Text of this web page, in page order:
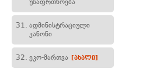
უსაფრთხოება
31. ადმინისტრაციული
კანონი
32. ეკო-მართვა [ახალი]